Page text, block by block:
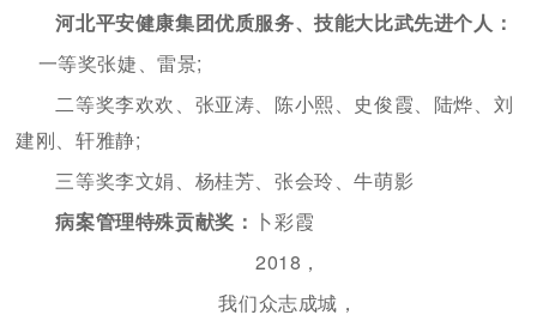
河北平安健康集团优质服务、技能大比武先进个人：
一等奖张婕、雷景;
二等奖李欢欢、张亚涛、陈小熙、史俊霞、陆烨、刘
建刚、轩雅静;
三等奖李文娟、杨桂芳、张会玲、牛萌影
病案管理特殊贡献奖： 卜彩霞
2018，
我们众志成城，